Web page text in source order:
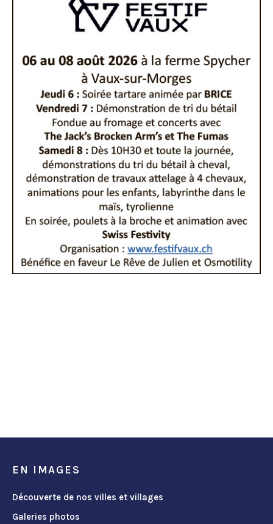
EN IMAGES
Découverte de nos villes et villages
Galeries photos